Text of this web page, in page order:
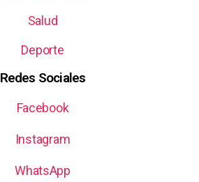
Salud
Deporte
Redes Sociales
Facebook
Instagram
WhatsApp